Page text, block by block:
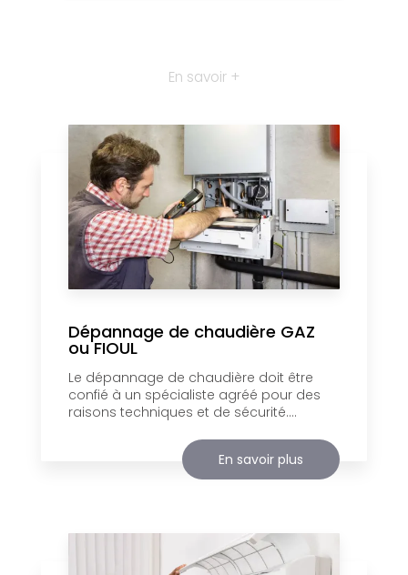
En savoir +
Dépannage de chaudière GAZ
ou FIOUL
Le dépannage de chaudière doit être
confié à un spécialiste agréé pour des
raisons techniques et de sécurité....
En savoir plus